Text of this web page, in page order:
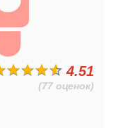
4.51
(77 оценок)